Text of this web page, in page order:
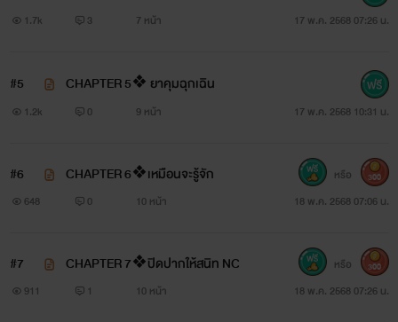
รู(ต่อ)
1.7k 3 7 หน้า 17 พ.ค. 2568 07:26 น.
#5 CHAPTER 5❖ ยาคุมฉุกเฉิน
1.2k 0 9 หน้า 17 พ.ค. 2568 10:31 น.
#6 CHAPTER 6❖เหมือนจะรู้จัก
648 0 10 หน้า 18 พ.ค. 2568 07:06 น.
หรือ 300
#7 CHAPTER 7❖ปิดปากให้สนิท NC
911 1 10 หน้า 18 พ.ค. 2568 07:26 น.
หรือ 300